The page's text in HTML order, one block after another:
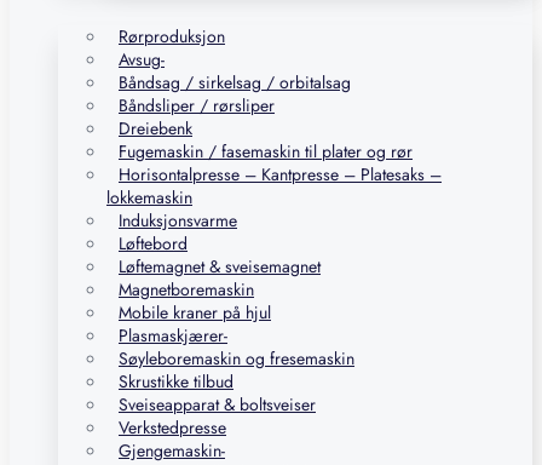
Rørproduksjon
Avsug-
Båndsag / sirkelsag / orbitalsag
Båndsliper / rørsliper
Dreiebenk
Fugemaskin / fasemaskin til plater og rør
Horisontalpresse – Kantpresse – Platesaks –
lokkemaskin
Induksjonsvarme
Løftebord
Løftemagnet & sveisemagnet
Magnetboremaskin
Mobile kraner på hjul
Plasmaskjærer-
Søyleboremaskin og fresemaskin
Skrustikke tilbud
Sveiseapparat & boltsveiser
Verkstedpresse
Gjengemaskin-